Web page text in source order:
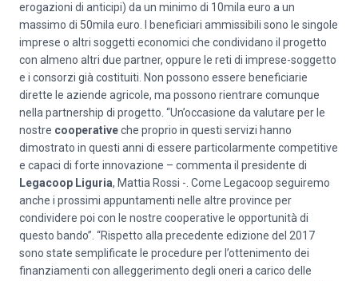
erogazioni di anticipi) da un minimo di 10mila euro a un
massimo di 50mila euro. I beneficiari ammissibili sono le singole
imprese o altri soggetti economici che condividano il progetto
con almeno altri due partner, oppure le reti di imprese-soggetto
e i consorzi già costituiti. Non possono essere beneficiarie
dirette le aziende agricole, ma possono rientrare comunque
nella partnership di progetto. “Un’occasione da valutare per le
nostre cooperativeche proprio in questi servizi hanno
dimostrato in questi anni di essere particolarmente competitive
e capaci di forte innovazione – commenta il presidente di
Legacoop Liguria, Mattia Rossi -. Come Legacoop seguiremo
anche i prossimi appuntamenti nelle altre province per
condividere poi con le nostre cooperative le opportunità di
questo bando”. “Rispetto alla precedente edizione del 2017
sono state semplificate le procedure per l’ottenimento dei
finanziamenti con alleggerimento degli oneri a carico delle